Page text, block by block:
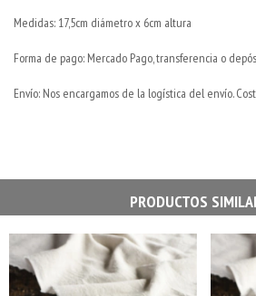
Medidas: 17,5cm diámetro x 6cm altura
Forma de pago: Mercado Pago, transferencia o
Envío: Nos encargamos de la logística del envío.
PRODUCTOS